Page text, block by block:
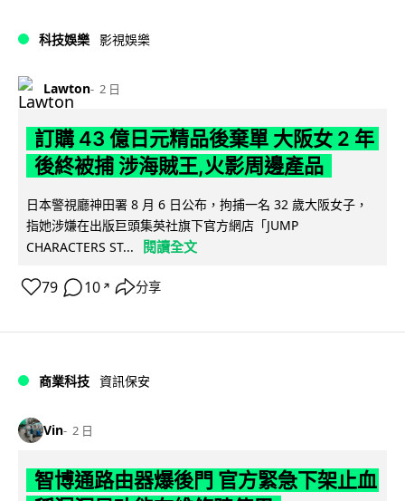
科技娛樂 影視娛樂
Lawton 2 日
訂購 43 億日元精品後棄單 大阪女 2 年
後終被捕 涉海賊王,火影周邊產品
日本警視廳神田署 8 月 6 日公布，拘捕一名 32 歲大阪女子，
指她涉嫌在出版巨頭集英社旗下官方網店「JUMP
CHARACTERS ST...
閱讀全文
79 10 ↗ 分享
商業科技 資訊保安
Vin 2 日
智博通路由器爆後門 官方緊急下架止血